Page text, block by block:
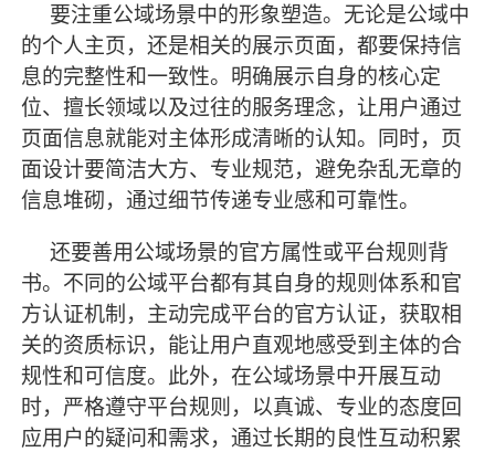
要注重公域场景中的形象塑造。无论是公域中
的个人主页，还是相关的展示页面，都要保持信
息的完整性和一致性。明确展示自身的核心定
位、擅长领域以及过往的服务理念，让用户通过
页面信息就能对主体形成清晰的认知。同时，页
面设计要简洁大方、专业规范，避免杂乱无章的
信息堆砌，通过细节传递专业感和可靠性。
还要善用公域场景的官方属性或平台规则背
书。不同的公域平台都有其自身的规则体系和官
方认证机制，主动完成平台的官方认证，获取相
关的资质标识，能让用户直观地感受到主体的合
规性和可信度。此外，在公域场景中开展互动
时，严格遵守平台规则，以真诚、专业的态度回
应用户的疑问和需求，通过长期的良性互动积累